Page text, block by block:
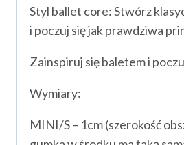
Styl ballet core: Stwórz
i poczuj się jak prawdziwa
Zainspiruj się baletem i
Wymiary:
MINI/S – 1cm (szerokość